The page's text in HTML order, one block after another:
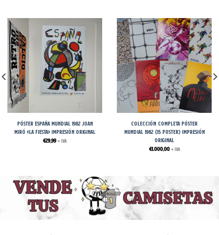
Póster España Mundial 1982 Joan
Miró «La Fiesta» Impresión Original
€29,99 + IVA
COLECCIÓN COMPLETA Póster
Mundial 1982 (15 POSTER) Impresión
Original
€1.000,00 + IVA